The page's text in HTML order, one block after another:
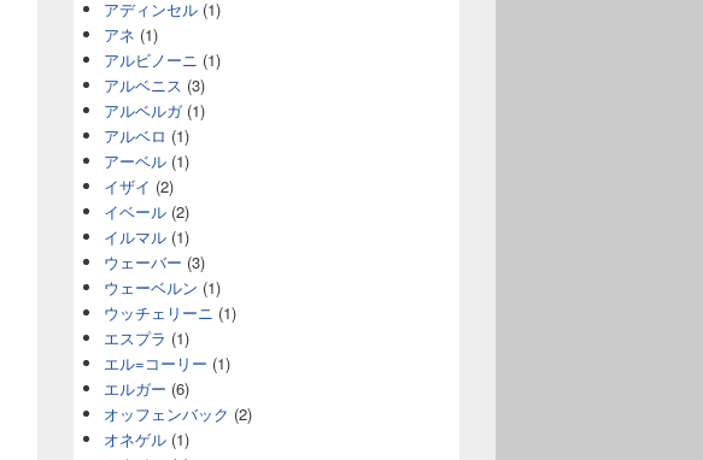
アディンセル (1)
アネ (1)
アルビノーニ (1)
アルベニス (3)
アルベルガ(1)
アルベロ (1)
アーベル (1)
イザイ (2)
イベール (2)
イルマル (1)
ウェーバー (3)
ウェーベルン (1)
ウッチェリーニ (1)
エスプラ (1)
エル=コーリー (1)
エルガー (6)
オッフェンバック (2)
オネゲル (1)